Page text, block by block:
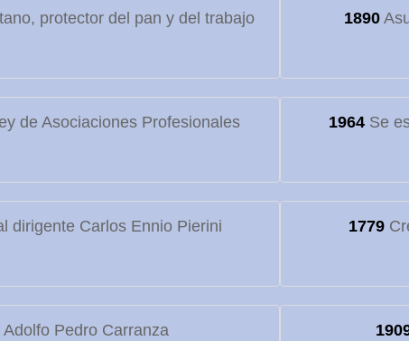
protector del pan y del trabajo 1890
de Asociaciones Profesionales 1964Se
dirigente Carlos Ennio Pierini 1779
Pedro Carranza